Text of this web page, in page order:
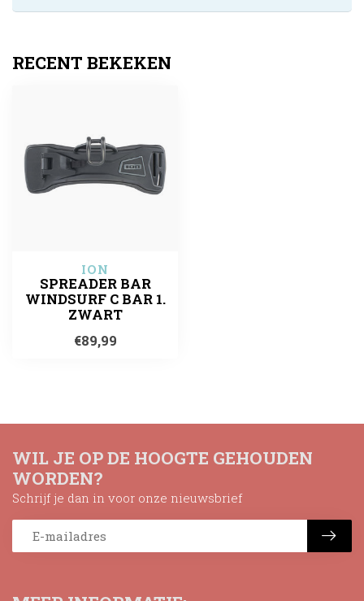
RECENT BEKEKEN
ION
SPREADER BAR
WINDSURF C BAR 1.
ZWART
€89,99
WIL JE OP DE HOOGTE GEHOUDEN
WORDEN?
Schrijf je dan in voor onze nieuwsbrief